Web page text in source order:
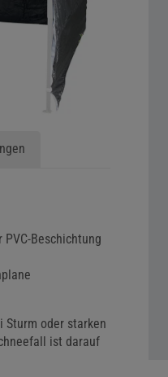
Beschichtung
Sturm oder starken
ist darauf